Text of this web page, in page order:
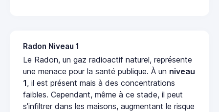
Radon Niveau 1
Le Radon, un gaz radioactif naturel, représente
une menace pour la santé publique. À un niveau
1, il est présent mais à des concentrations
faibles. Cependant, même à ce stade, il peut
s'infiltrer dans les maisons, augmentant le risque